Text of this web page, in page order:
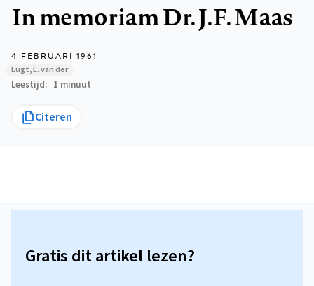
In memoriam Dr. J.F. Maas
4 FEBRUARI 1961
Lugt, L. van der
Leestijd 1 minuut
Citeren
Gratis dit artikel lezen?